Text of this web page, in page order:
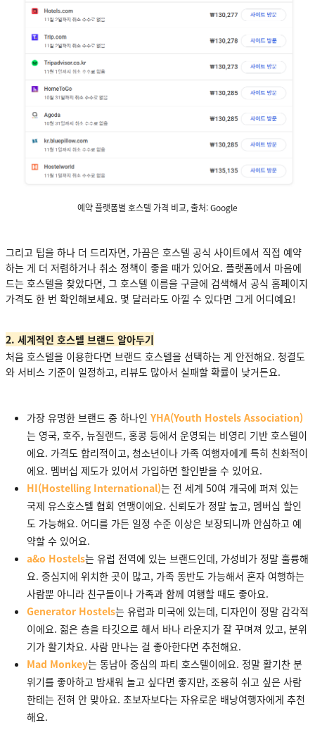
예약 플랫폼별 호스텔 가격 비교, 출처: Google
그리고 팁을 하나 더 드리자면, 가끔은 호스텔 공식 사이트에서 직접 예약
하는 게 더 저렴하거나 취소 정책이 좋을 때가 있어요. 플랫폼에서 마음에
드는 호스텔을 찾았다면, 그 호스텔 이름을 구글에 검색해서 공식 홈페이지
가격도 한 번 확인해보세요. 몇 달러라도 아낄 수 있다면 그게 어디예요!
2. 세계적인 호스텔 브랜드 알아두기
처음 호스텔을 이용한다면 브랜드 호스텔을 선택하는 게 안전해요. 청결도
와 서비스 기준이 일정하고, 리뷰도 많아서 실패할 확률이 낮거든요.
가장 유명한 브랜드 중 하나인 YHA(Youth Hostels Association)
는 영국, 호주, 뉴질랜드, 홍콩 등에서 운영되는 비영리 기반 호스텔이
에요. 가격도 합리적이고, 청소년이나 가족 여행자에게 특히 친화적이
에요. 멤버십 제도가 있어서 가입하면 할인받을 수 있어요.
HI(Hostelling International)는 전 세계 50여 개국에 퍼져 있는
국제 유스호스텔 협회 연맹이에요. 신뢰도가 정말 높고, 멤버십 할인
도 가능해요. 어디를 가든 일정 수준 이상은 보장되니까 안심하고 예
약할 수 있어요.
a&o Hostels는 유럽 전역에 있는 브랜드인데, 가성비가 정말 훌륭해
요. 중심지에 위치한 곳이 많고, 가족 동반도 가능해서 혼자 여행하는
사람뿐 아니라 친구들이나 가족과 함께 여행할 때도 좋아요.
Generator Hostels는 유럽과 미국에 있는데, 디자인이 정말 감각적
이에요. 젊은 층을 타깃으로 해서 바나 라운지가 잘 꾸며져 있고, 분위
기가 활기차요. 사람 만나는 걸 좋아한다면 추천해요.
Mad Monkey는 동남아 중심의 파티 호스텔이에요. 정말 활기찬 분
위기를 좋아하고 밤새워 놀고 싶다면 좋지만, 조용히 쉬고 싶은 사람
한테는 전혀 안 맞아요. 초보자보다는 자유로운 배낭여행자에게 추천
해요.